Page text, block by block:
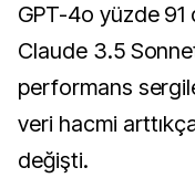
GPT-4o yüzde 91
Claude 3.5
performans
veri hacmi
değişti.